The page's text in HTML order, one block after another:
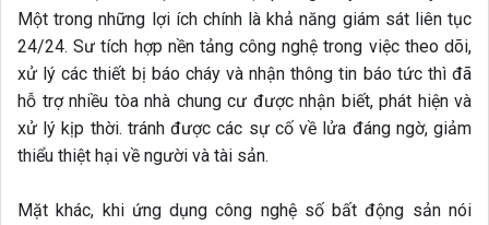
ban quản lý tòa nhà còn được trang bị bộ giải pháp tối ưu
hóa quy trình kiểm tra, bảo vệ và phản biện trong trường hợp
khẩn cấp. Nhân sự kỹ thuật sẽ giảm bớt gánh nặng công
việc cho nhân viên quản lý và đảm bảo rằng các thiết bị
PCCC luôn hoạt động hiệu quả.